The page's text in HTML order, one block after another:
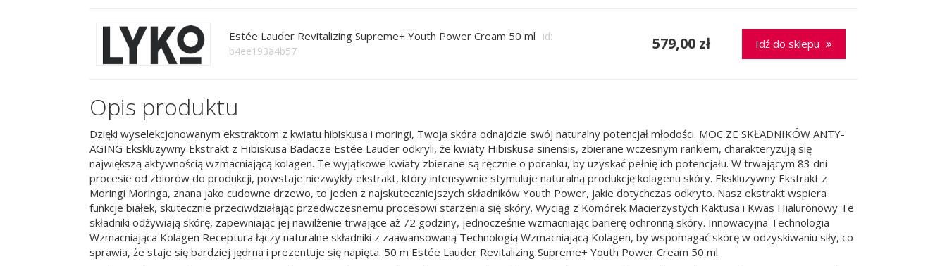
Estée Lauder Revitalizing Supreme+ Youth Power Cream 50 ml
id:
b4ee193a4b57
579,00 zł Idź do sklepu
Opis produktu
Dzięki wyselekcjonowanym ekstraktom z kwiatu hibiskusa i moringi, Twoja skóra odnajdzie swój naturalny potencjał młodości. MOC ZE SKŁADNIKÓW ANTY-
AGING Ekskluzywny Ekstrakt z Hibiskusa Badacze Estée Lauder odkryli, że kwiaty Hibiskusa sinensis, zbierane wczesnym rankiem, charakteryzują się
największą aktywnością wzmacniającą kolagen. Te wyjątkowe kwiaty zbierane są ręcznie o poranku, by uzyskać pełnię ich potencjału. W trwającym 83 dni
procesie od zbiorów do produkcji, powstaje niezwykły ekstrakt, który intensywnie stymuluje naturalną produkcję kolagenu skóry. Ekskluzywny Ekstrakt z
Moringi Moringa, znana jako cudowne drzewo, to jeden z najskuteczniejszych składników Youth Power, jakie dotychczas odkryto. Nasz ekstrakt wspiera
funkcje białek, skutecznie przeciwdziałając przedwczesnemu procesowi starzenia się skóry. Wyciąg z Komórek Macierzystych Kaktusa i Kwas Hialuronowy Te
składniki odżywiają skórę, zapewniając jej nawilżenie trwające aż 72 godziny, jednocześnie wzmacniając barierę ochronną skóry. Innowacyjna Technologia
Wzmacniająca Kolagen Receptura łączy naturalne składniki z zaawansowaną Technologią Wzmacniającą Kolagen, by wspomagać skórę w odzyskiwaniu siły, co
sprawia, że staje się bardziej jędrna i prezentuje się napięta. 50 m Estée Lauder Revitalizing Supreme+ Youth Power Cream 50 ml